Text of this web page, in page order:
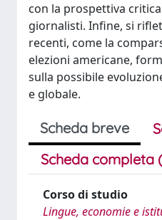
con la prospettiva
giornalisti. Infine, si
recenti, come la
elezioni americane,
sulla possibile
e globale.
Scheda breve
Scheda completa
Corso di studio
Lingue, economie e